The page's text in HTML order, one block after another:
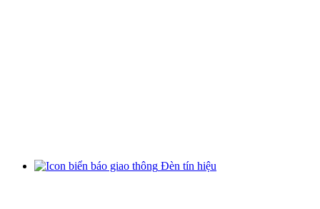
Đèn tín hiệu